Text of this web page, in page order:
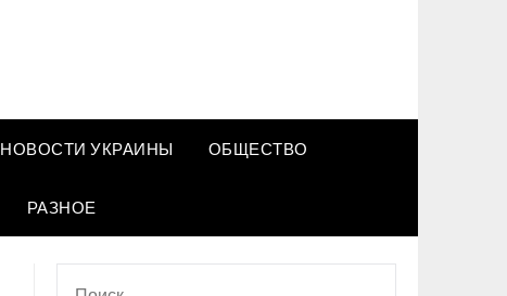
НОВОСТИ УКРАИНЫ ОБЩЕСТВО
РАЗНОЕ